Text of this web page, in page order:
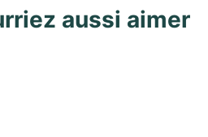
aussi aimer